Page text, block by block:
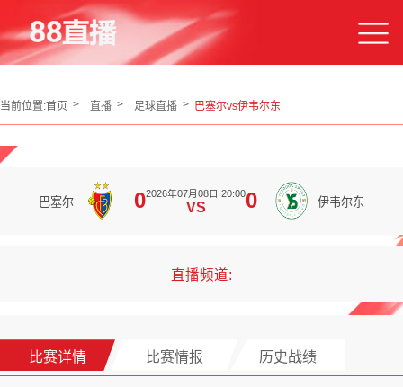
当前位置:首页 直播 足球直播 巴塞尔vs伊韦尔东
巴塞尔 02026年07月08日 20:00
VS 0 伊韦尔东
直播频道:
比赛详情 比赛情报 历史战绩